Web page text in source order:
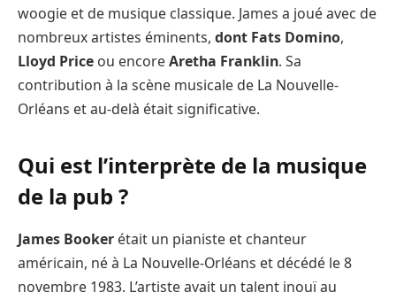
woogie et de musique classique. James a joué avec de
nombreux artistes éminents, dont Fats Domino,
Lloyd Price ou encoreAretha Franklin. Sa
contribution à la scène musicale de La Nouvelle-
Orléans et au-delà était significative.
Qui est l’interprète de la musique
de la pub ?
James Booker était un pianiste et chanteur
américain, né à La Nouvelle-Orléans et décédé le 8
novembre 1983. L’artiste avait un talent inouï au